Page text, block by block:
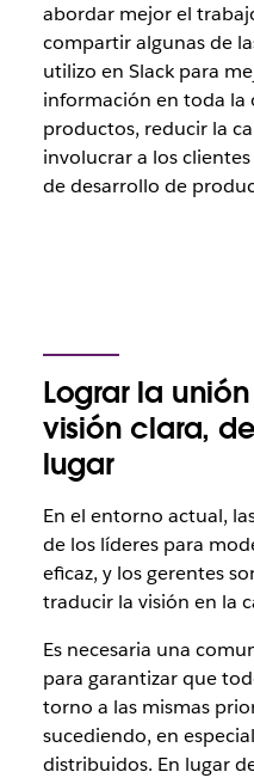
abordar mejor el
compartir algunas de
utilizo en Slack para
información en toda la
productos, reducir la
involucrar a los
de desarrollo de
Lograr la
visión clara,
lugar
En el entorno actual,
de los líderes para
eficaz, y los gerentes
traducir la visión en la
Es necesaria una
para garantizar que
torno a las mismas
sucediendo, en
distribuidos. En lugar